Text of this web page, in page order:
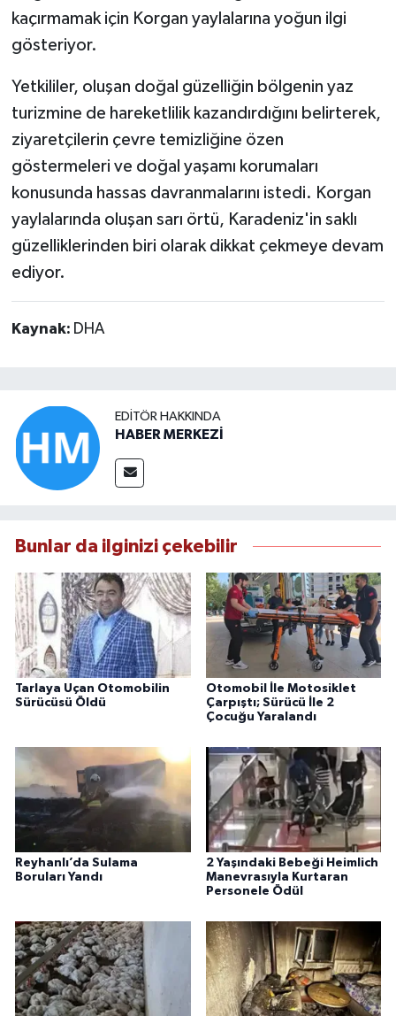
kaçırmamak için Korgan yaylalarına yoğun ilgi
gösteriyor.
Yetkililer, oluşan doğal güzelliğin bölgenin yaz
turizmine de hareketlilik kazandırdığını belirterek,
ziyaretçilerin çevre temizliğine özen
göstermeleri ve doğal yaşamı korumaları
konusunda hassas davranmalarını istedi. Korgan
yaylalarında oluşan sarı örtü, Karadeniz'in saklı
güzelliklerinden biri olarak dikkat çekmeye devam
ediyor.
Kaynak: DHA
EDITÖR HAKKINDA
HABER MERKEZİ
Bunlar da ilginizi çekebilir
Tarlaya Uçan Otomobilin
Sürücüsü Öldü
Otomobil İle Motosiklet
Çarpıştı; Sürücü İle 2
Çocuğu Yaralandı
Reyhanlı’da Sulama
Boruları Yandı
2 Yaşındaki Bebeği Heimlich
Manevrasıyla Kurtaran
Personele Ödül